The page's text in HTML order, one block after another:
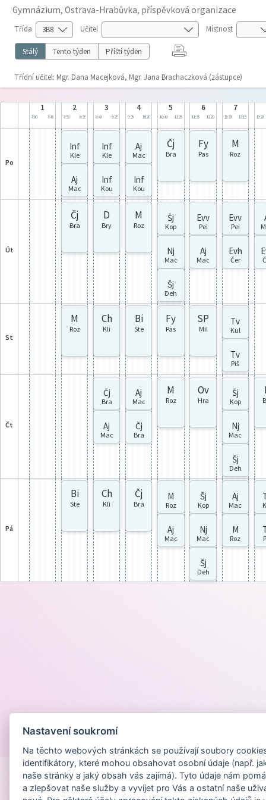
Gymnázium, Ostrava-Hrabůvka, příspěvková organizace
Třída Učitel Místnost
Stálý Tento týden Příští týden
Třídní učitel: Mgr. Dana Macejková, Mgr. Jana Brachaczková (zástupce)
1
7:00 7:45
2
7:50 8:35
3
8:40 9:25
4
9:35 10:20
5
10:40 11:25
6
11:35 12:20
7
12:30 13:15 13:20
po
Inf
Kle
Aj
Mac
Inf
Kle
Inf
Kou
Aj
Mac
Inf
Kou
Čj
Bra
Fy
Pas
M
Roz
út
Čj
Bra
D
Bry
M
Roz
Šj
Kop
Nj
Mac
Šj
Deh
Evv
Pei
Aj
Mac
Evv
Pei
Evh
Čer
st
M
Roz
Ch
Kli
Bi
Ste
Fy
Pas
SP
Mil
Tv
Kul
Tv
Piš
čt
Čj
Bra
Aj
Mac
Aj
Mac
Čj
Bra
M
Roz
Ov
Hra
Šj
Kop
Nj
Mac
Šj
Deh
pá
Bi
Ste
Ch
Kli
Čj
Bra
M
Roz
Aj
Mac
Šj
Kop
Nj
Mac
Šj
Deh
Aj
Mac
M
Roz
Nastavení soukromí
Na těchto webových stránkách se používají soubory
identifikátory, které mohou obsahovat osobní údaje (např.
naše stránky a jaký obsah vás zajímá). Tyto údaje nám
a zlepšovat naše služby a vyvíjet pro Vás a ostatní naše